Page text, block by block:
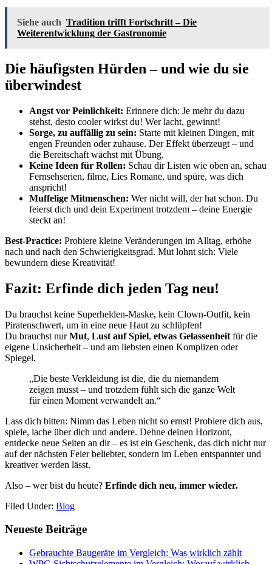
Siehe auch Tradition trifft Fortschritt – Die
Weiterentwicklung der Gastronomie
Die häufigsten Hürden – und wie du sie
überwindest
Angst vor Peinlichkeit: Erinnere dich: Je mehr du dazu
stehst, desto cooler wirkst du! Wer lacht, gewinnt!
Sorge, zu auffällig zu sein: Starte mit kleinen Dingen, mit
engen Freunden oder zuhause. Der Effekt überzeugt – und
die Bereitschaft wächst mit Übung.
Keine Ideen für Rollen: Schau dir Listen wie oben an, schau
Fernsehserien, filme, Lies Romane, und spüre, was dich
anspricht!
Muffelige Mitmenschen: Wer nicht will, der hat schon. Du
feierst dich und dein Experiment trotzdem – deine Energie
steckt an!
Best-Practice: Probiere kleine Veränderungen im Alltag, erhöhe
nach und nach den Schwierigkeitsgrad. Mut lohnt sich: Viele
bewundern diese Kreativität!
Fazit: Erfinde dich jeden Tag neu!
Du brauchst keine Superhelden-Maske, kein Clown-Outfit, kein
Piratenschwert, um in eine neue Haut zu schlüpfen!
Du brauchst nurMut, Lust auf Spiel, etwas Gelassenheit für die
eigene Unsicherheit – und am liebsten einen Komplizen oder
Spiegel.
„Die beste Verkleidung ist die, die du niemandem
zeigen musst – und trotzdem fühlt sich die ganze Welt
für einen Moment verwandelt an.“
Lass dich bitten: Nimm das Leben nicht so ernst! Probiere dich aus,
spiele, lache über dich und andere. Dehne deinen Horizont,
entdecke neue Seiten an dir – es ist ein Geschenk, das dich nicht nur
auf der nächsten Feier beliebter, sondern im Leben entspannter und
kreativer werden lässt.
Also – wer bist du heute? Erfinde dich neu, immer wieder.
Filed Under: Blog
Primary
Sidebar
Neueste Beiträge
Gebrauchte Baugeräte im Vergleich: Was wirklich zählt